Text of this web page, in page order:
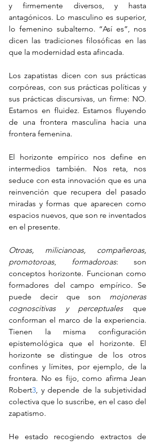
y firmemente diversos, y hasta
antagónicos. Lo masculino es superior,
lo femenino subalterno. “Así es”, nos
dicen las tradiciones filosóficas en las
que la modernidad esta afincada.
Los zapatistas dicen con sus prácticas
corpóreas, con sus prácticas políticas y
sus prácticas discursivas, un firme: NO.
Estamos en fluidez. Estamos fluyendo
de una frontera masculina hacia una
frontera femenina.
El horizonte empírico nos define en
intermedios también. Nos reta, nos
seduce con esta innovación que es una
reinvención que recupera del pasado
miradas y formas que aparecen como
espacios nuevos, que son re inventados
en el presente.
Otroas, milicianoas, compañeroas,
promotoroas, formadoroas: son
conceptos horizonte. Funcionan como
formadores del campo empírico. Se
puede decir que son mojoneras
cognoscitivas y perceptuales que
conforman el marco de la experiencia.
Tienen la misma configuración
epistemológica que el horizonte. El
horizonte se distingue de los otros
confines y límites, por ejemplo, de la
frontera. No es fijo, como afirma Jean
Robert3, y depende de la subjetividad
colectiva que lo suscribe, en el caso del
zapatismo.
He estado recogiendo extractos de